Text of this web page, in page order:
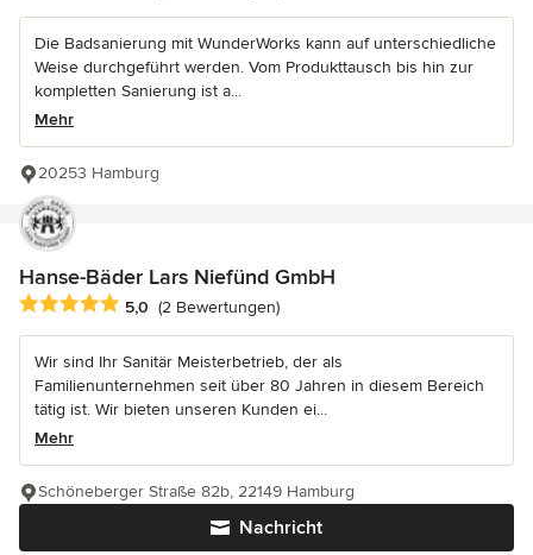
Die Badsanierung mit WunderWorks kann auf unterschiedliche
Weise durchgeführt werden. Vom Produkttausch bis hin zur
kompletten Sanierung ist a...
Mehr
20253 Hamburg
Hanse-Bäder Lars Niefünd GmbH
Durchschnittliche Bewertung: 5 von 5 Sternen
5,0 (2 Bewertungen)
Wir sind Ihr Sanitär Meisterbetrieb, der als
Familienunternehmen seit über 80 Jahren in diesem Bereich
tätig ist. Wir bieten unseren Kunden ei...
Mehr
Nachricht
Schöneberger Straße 82b, 22149 Hamburg